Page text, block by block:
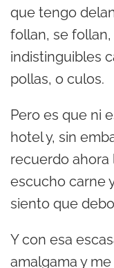
que tengo
follan, se
indistinguibles
pollas, o culos.
Pero es que ni
hotel y, sin
recuerdo
escucho carne
siento que
Y con esa
amalgama y